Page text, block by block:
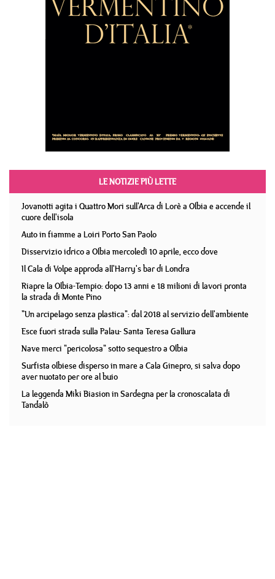
LE NOTIZIE PIÙ LETTE
Jovanotti agita i Quattro Mori sull'Arca di Lorè a Olbia e accende il
cuore dell'isola
Auto in fiamme a Loiri Porto San Paolo
Disservizio idrico a Olbia mercoledì 10 aprile, ecco dove
Il Cala di Volpe approda all'Harry's bar di Londra
Riapre la Olbia-Tempio: dopo 13 anni e 18 milioni di lavori pronta
la strada di Monte Pino
"Un arcipelago senza plastica": dal 2018 al servizio dell'ambiente
Esce fuori strada sulla Palau- Santa Teresa Gallura
Nave merci "pericolosa" sotto sequestro a Olbia
Surfista olbiese disperso in mare a Cala Ginepro, si salva dopo
aver nuotato per ore al buio
La leggenda Miki Biasion in Sardegna per la cronoscalata di
Tandalò